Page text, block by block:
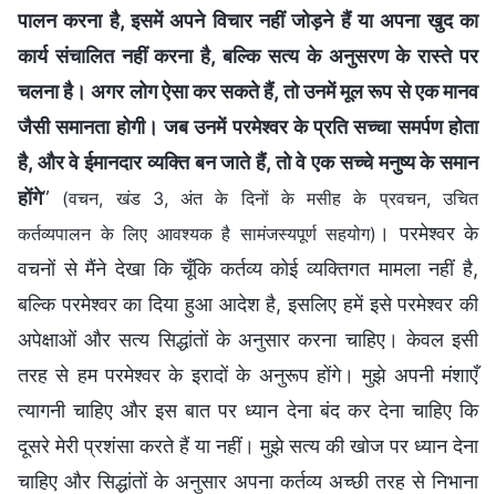
पालन करना है, इसमें अपने विचार नहीं जोड़ने हैं या अपना खुद का
कार्य संचालित नहीं करना है, बल्कि सत्य के अनुसरण के रास्ते पर
चलना है। अगर लोग ऐसा कर सकते हैं, तो उनमें मूल रूप से एक मानव
जैसी समानता होगी। जब उनमें परमेश्वर के प्रति सच्चा समर्पण होता
है, और वे ईमानदार व्यक्ति बन जाते हैं, तो वे एक सच्चे मनुष्य के समान
होंगे” (वचन, खंड 3, अंत के दिनों के मसीह के प्रवचन, उचित
कर्तव्यपालन के लिए आवश्यक है सामंजस्यपूर्ण सहयोग) । परमेश्वर के
वचनों से मैंने देखा कि चूँकि कर्तव्य कोई व्यक्तिगत मामला नहीं है,
बल्कि परमेश्वर का दिया हुआ आदेश है, इसलिए हमें इसे परमेश्वर की
अपेक्षाओं और सत्य सिद्धांतों के अनुसार करना चाहिए। केवल इसी
तरह से हम परमेश्वर के इरादों के अनुरूप होंगे। मुझे अपनी मंशाएँ
त्यागनी चाहिए और इस बात पर ध्यान देना बंद कर देना चाहिए कि
दूसरे मेरी प्रशंसा करते हैं या नहीं। मुझे सत्य की खोज पर ध्यान देना
चाहिए और सिद्धांतों के अनुसार अपना कर्तव्य अच्छी तरह से निभाना